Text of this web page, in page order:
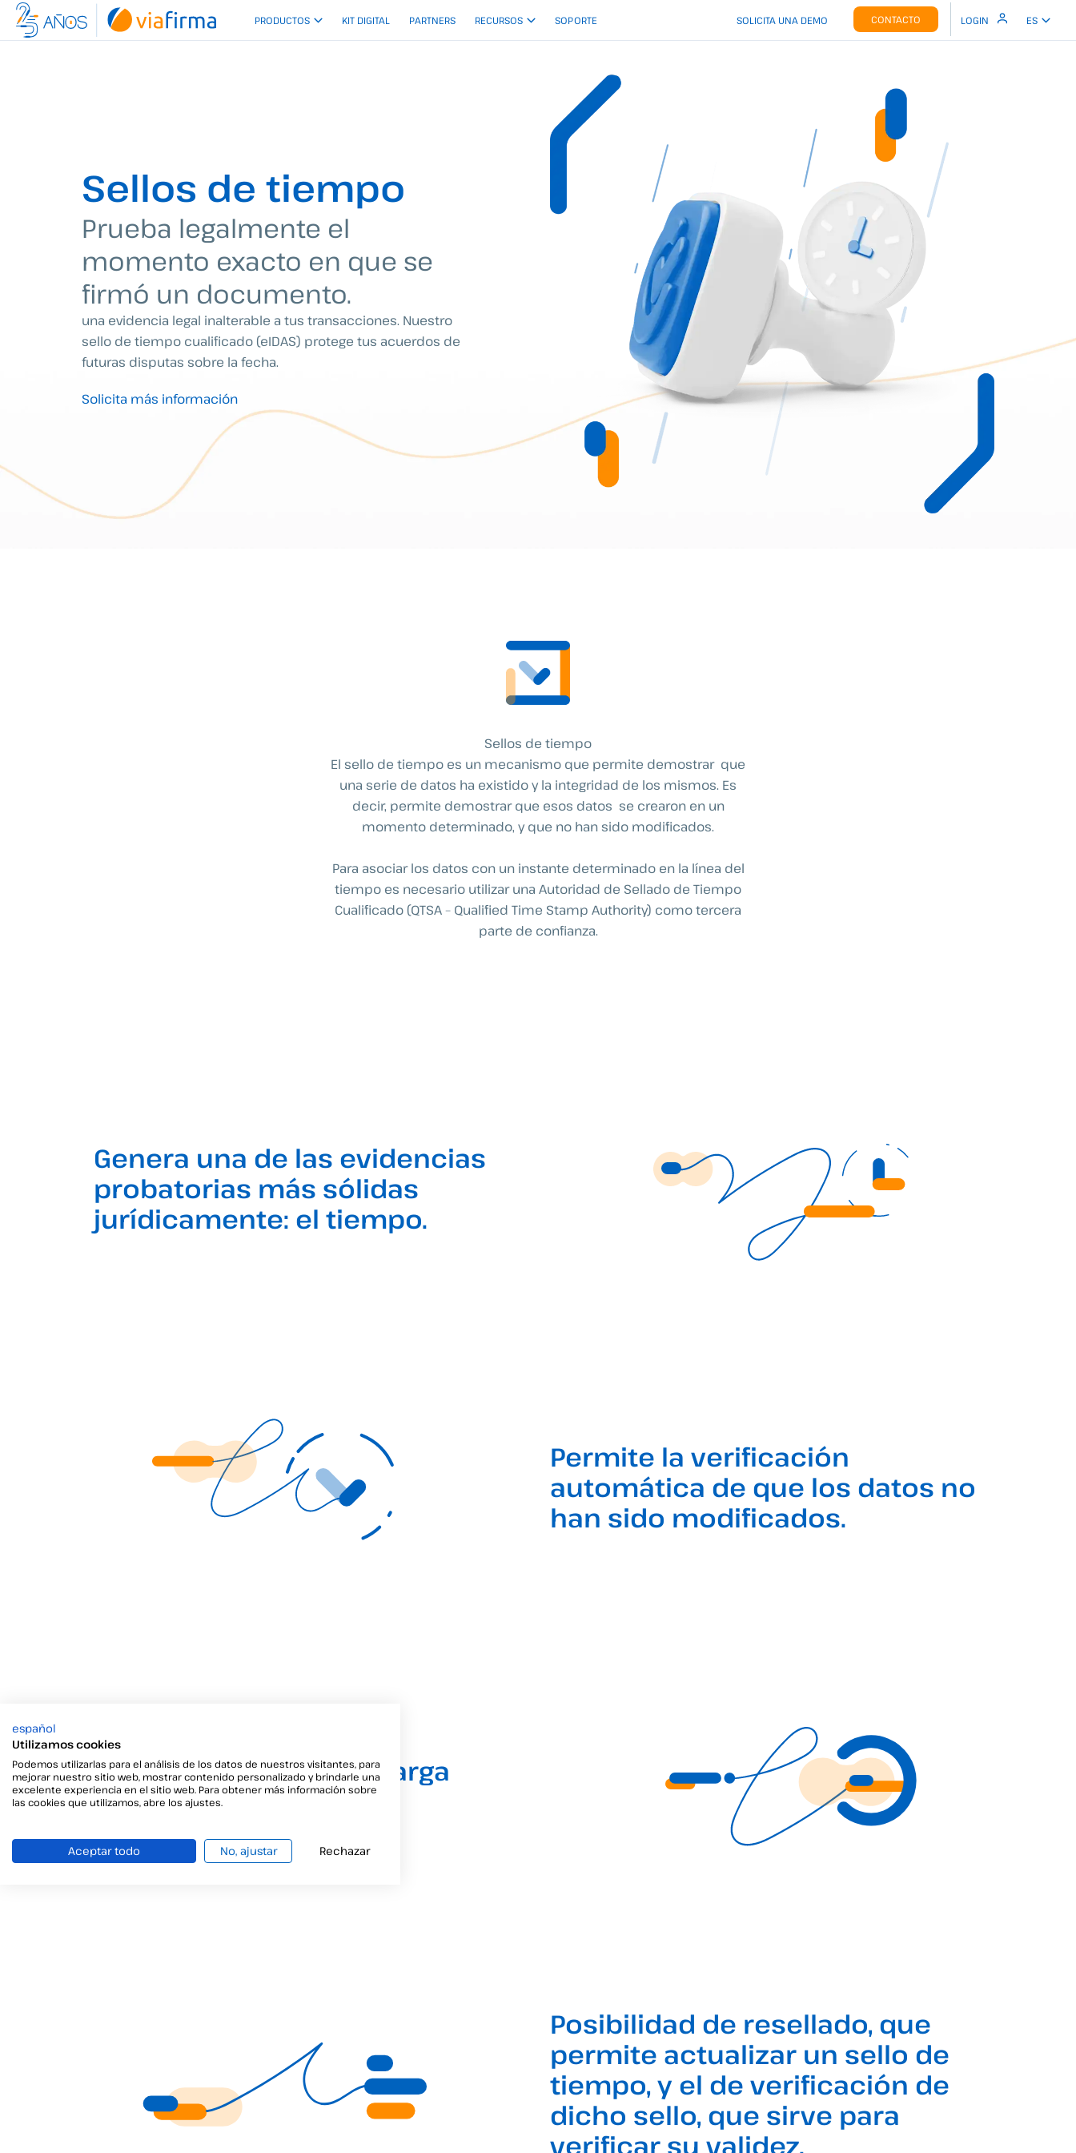
PRODUCTOS KIT DIGITAL PARTNERS RECURSOS SOPORTE SOLICITA UNA DEMO CONTACTO LOGIN ES
Sellos de tiempo
Prueba legalmente el
momento exacto en que se
firmó un documento.
una evidencia legal inalterable a tus transacciones. Nuestro
sello de tiempo cualificado (eIDAS) protege tus acuerdos de
futuras disputas sobre la fecha.
Solicita más información
Sellos de tiempo
El sello de tiempo es un mecanismo que permite demostrar que
una serie de datos ha existido y la integridad de los mismos. Es
decir, permite demostrar que esos datos se crearon en un
momento determinado, y que no han sido modificados.
Para asociar los datos con un instante determinado en la línea del
tiempo es necesario utilizar una Autoridad de Sellado de Tiempo
Cualificado (QTSA – Qualified Time Stamp Authority) como tercera
parte de confianza.
Genera una de las evidencias
probatorias más sólidas
jurídicamente: el tiempo.
Permite la verificación
automática de que los datos no
han sido modificados.
Permite el archivo de larga
duración.
Posibilidad de resellado, que
permite actualizar un sello de
tiempo, y el de verificación de
dicho sello, que sirve para
verificar su validez.
español
Utilizamos cookies
Podemos utilizarlas para el análisis de los datos de nuestros visitantes, para
mejorar nuestro sitio web, mostrar contenido personalizado y brindarle una
excelente experiencia en el sitio web. Para obtener más información sobre
las cookies que utilizamos, abre los ajustes.
Aceptar todo No, ajustar Rechazar